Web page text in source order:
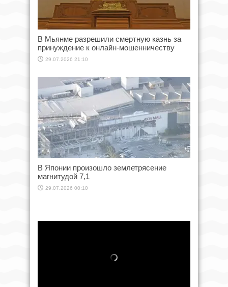
В Мьянме разрешили смертную казнь за
принуждение к онлайн-мошенничеству
29.07.2026 21:10
В Японии произошло землетрясение
магнитудой 7,1
29.07.2026 00:10